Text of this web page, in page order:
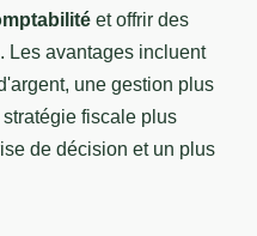
et offrir des
Les avantages incluent
une gestion plus
fiscale plus
de décision et un plus